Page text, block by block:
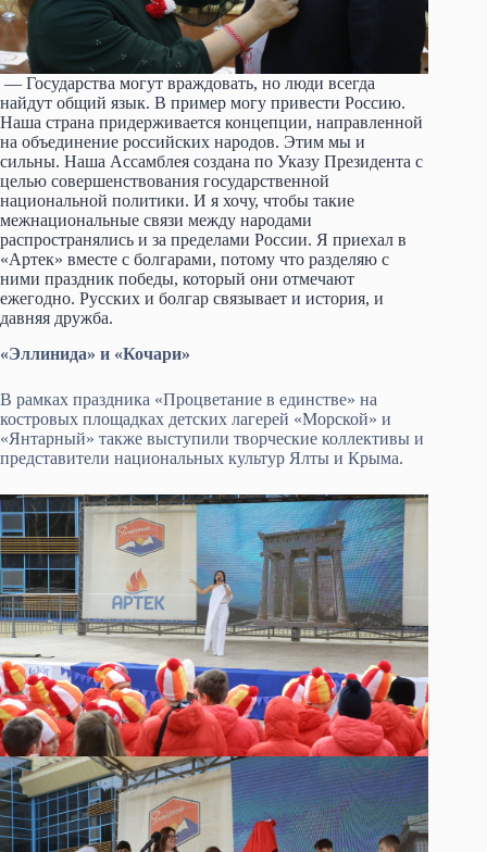
— Государства могут враждовать, но люди всегда
найдут общий язык. В пример могу привести Россию.
Наша страна придерживается концепции, направленной
на объединение российских народов. Этим мы и
сильны. Наша Ассамблея создана по Указу Президента с
целью совершенствования государственной
национальной политики. И я хочу, чтобы такие
межнациональные связи между народами
распространялись и за пределами России. Я приехал в
«Артек» вместе с болгарами, потому что разделяю с
ними праздник победы, который они отмечают
ежегодно. Русских и болгар связывает и история, и
давняя дружба.
«Эллинида» и «Кочари»
В рамках праздника «Процветание в единстве» на
костровых площадках детских лагерей «Морской» и
«Янтарный» также выступили творческие коллективы и
представители национальных культур Ялты и Крыма.